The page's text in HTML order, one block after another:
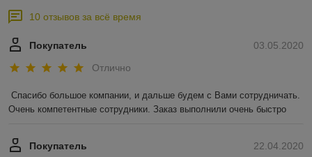
10 отзывов за всё время
03.05.2020
Покупатель
Отлично
Спасибо большое компании, и дальше будем с Вами сотрудничать.
Очень компетентные сотрудники. Заказ выполнили очень быстро
22.04.2020
Покупатель